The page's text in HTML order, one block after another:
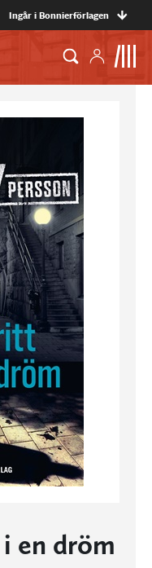
Ingår i Bonnierförlagen
en dröm